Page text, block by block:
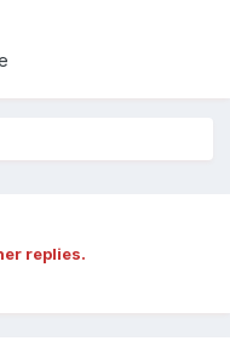
replies.